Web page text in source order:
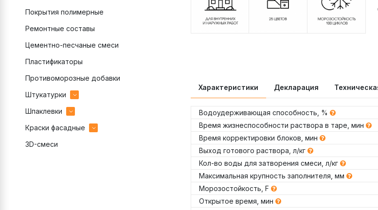
Покрытия полимерные
Ремонтные составы
Цементно-песчаные смеси
Пластификаторы
Противоморозные добавки
Штукатурки
гипсовые
декоративные готовые
декоративные цементные
Шпаклевки
гипсовые
полимерные
Краски фасадные
акриловые
3D-смеси
Характеристики Декларация
Водоудерживающая способность, %
Время жизнеспособности раствора в таре, мин
Время корректировки блоков, мин
Выход готового раствора, л/кг
Кол-во воды для затворения смеси, л/кг
Максимальная крупность заполнителя, мм
Морозостойкость, F
Открытое время, мин